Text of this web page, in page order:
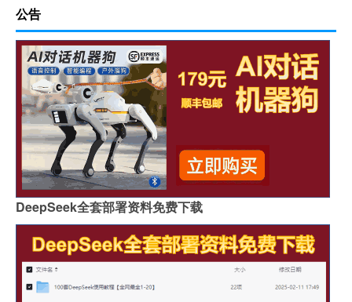
公告
DeepSeek全套部署资料免费下载